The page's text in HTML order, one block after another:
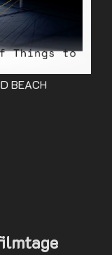
BEACH